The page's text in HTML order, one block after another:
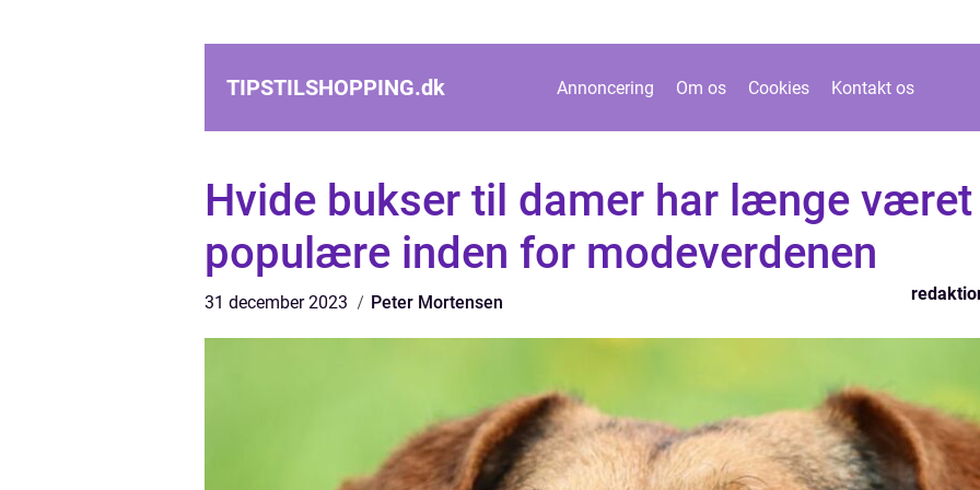
TIPSTILSHOPPING.dk Annoncering Om os Cookies Kontakt os
Hvide bukser til damer har længe været
populære inden for modeverdenen
31 december 2023 Peter Mortensen